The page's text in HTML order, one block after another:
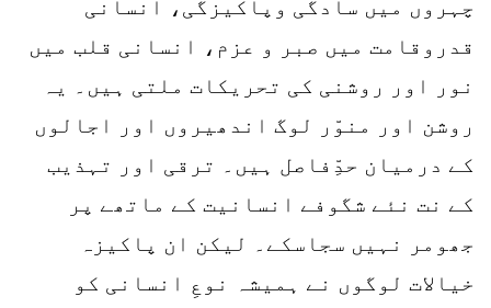
چہروں میں سادگی وپاکیزگی، انسانی
قدروقامت میں صبر و عزم، انسانی قلب میں
نور اور روشنی کی تحریکات ملتی ہیں۔ یہ
روشن اور منوّر لوگ اندھیروں اور اجالوں
کے درمیان حدِّفاصل ہیں۔ ترقی اور تہذیب
کے نت نئے شگوفے انسانیت کے ماتھے پر
جھومر نہیں سجاسکے۔ لیکن ان پاکیزہ
خیالات لوگوں نے ہمیشہ نوعِ انسانی کو